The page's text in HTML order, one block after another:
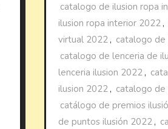
catalogo de ilusion ropa
ilusion ropa interior 2022 ,
virtual 2022 , catalogo de
catalogo de lenceria de
lenceria ilusion 2022 ,
ilusion 2022 , catalogo de
catálogo de premios
de puntos ilusión 2022 ,